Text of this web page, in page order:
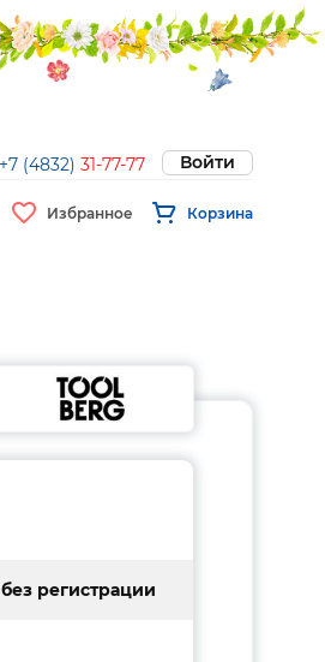
+7 (4832) 31-77-77 Войти
Избранное Корзина
регистрации